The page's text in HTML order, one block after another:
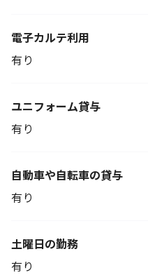
電子カルテ利用
有り
ユニフォーム貸与
有り
自動車や自転車の貸与
有り
土曜日の勤務
有り